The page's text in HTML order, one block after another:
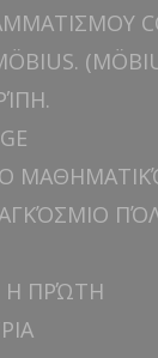
Ο
Η ΠΡΏΤΗ